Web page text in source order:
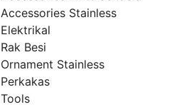
Accessories Stainless
Elektrikal
Rak Besi
Ornament Stainless
Perkakas
Tools